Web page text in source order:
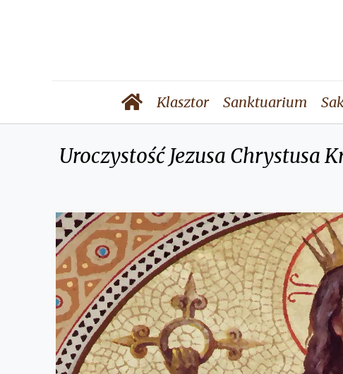
Klasztor Sanktuarium
Uroczystość Jezusa Chrystusa